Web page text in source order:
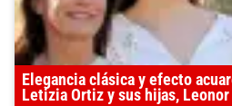
Elegancia clásica y efecto
Letizia Ortiz y sus hijas,